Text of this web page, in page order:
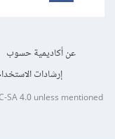
عن أكاديمية حسوب
إرشادات الاستخدام
SA 4.0unless mentioned